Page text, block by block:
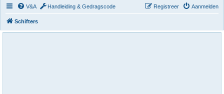
V&A Handleiding & Gedragscode Aanmelden
Registreer
Schifters